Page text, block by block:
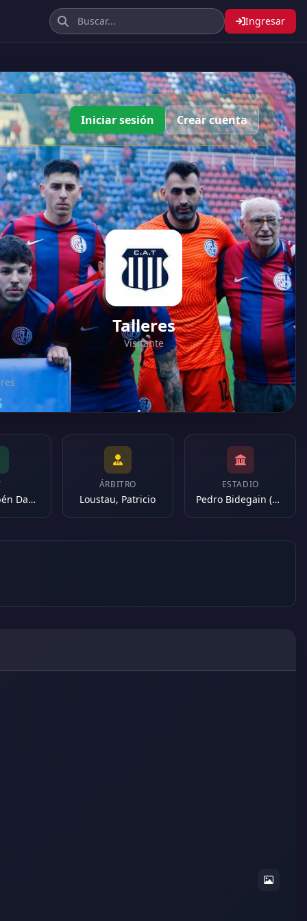
Ingresar
Iniciar sesión Crear cuenta
Talleres
Visitante
Insua, Rubén Darío
ÁRBITRO
Loustau, Patricio
ESTADIO
Pedro Bidegain (Argentina)